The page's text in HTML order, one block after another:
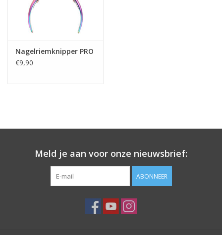
Nagelriemknipper PRO
€9,90
Meld je aan voor onze nieuwsbrief:
ABONNEER